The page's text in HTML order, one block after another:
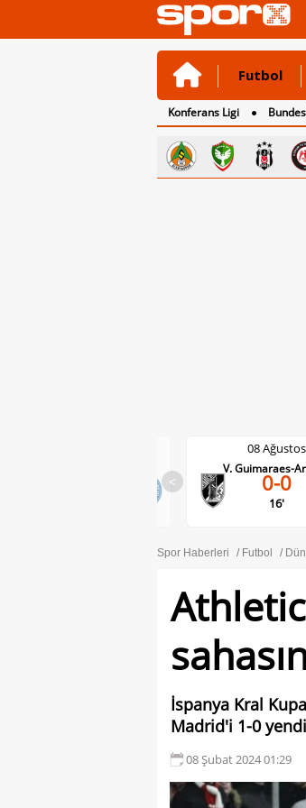
Futbol
Konferans Ligi
2. Lig
3. Lig
<
08 Ağustos
V. Guimaraes-Arouca
0-0
16'
Spor Haberleri Futbol
İspanya Kral
Madrid'i 1-0
08 Şubat 2024 01:29